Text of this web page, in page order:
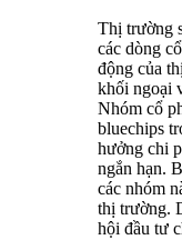
Thị trường
các dòng
động của
khối ngoại
Nhóm cổ
bluechips
hưởng chi
ngắn hạn.
các nhóm
thị trường.
hội đầu tư